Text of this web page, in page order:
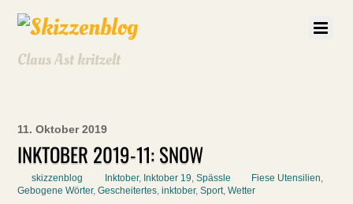
Claus Ast kritzelt
11. Oktober 2019
INKTOBER 2019-11: SNOW
skizzenblog Inktober, Inktober 19,Spässle Fiese Utensilien,
Gebogene Wörter,Gescheitertes,inktober,Sport,Wetter